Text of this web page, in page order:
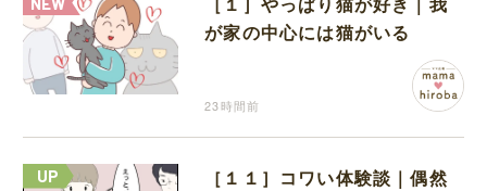
が家の中心には猫がいる
23時間前
［１１］コワい体験談｜偶然